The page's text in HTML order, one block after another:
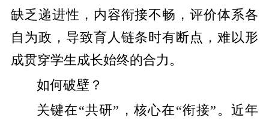
缺乏递进性，内容衔接不畅，评价体系各
自为政，导致育人链条时有断点，难以形
成贯穿学生成长始终的合力。
如何破壁？
关键在“共研”，核心在“衔接”。近年